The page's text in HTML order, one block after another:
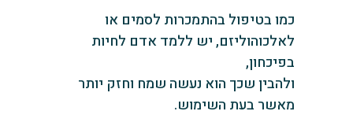
כמו בטיפול בהתמכרות לסמים או
לאלכוהוליזם, יש ללמד אדם לחיות
בפיכחון,
ולהבין שכך הוא נעשה שמח וחזק יותר
מאשר בעת השימוש.